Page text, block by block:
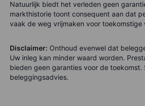
Natuurlijk biedt het verleden geen
markthistorie toont consequent aan dat
vaak de weg vrijmaken voor toekomstige
Disclaimer: Onthoud evenwel dat
Uw inleg kan minder waard worden.
bieden geen garanties voor de toekomst.
beleggingsadvies.